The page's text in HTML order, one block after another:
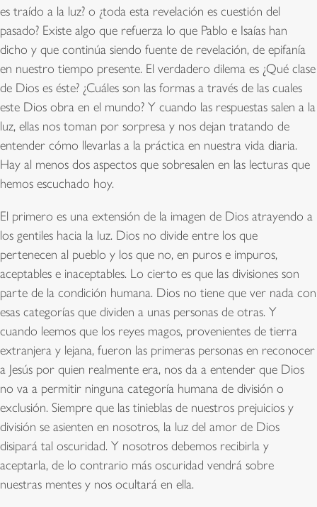
es traído a la luz? o ¿toda esta revelación es cuestión del
pasado? Existe algo que refuerza lo que Pablo e Isaías han
dicho y que continúa siendo fuente de revelación, de epifanía
en nuestro tiempo presente. El verdadero dilema es ¿Qué clase
de Dios es éste? ¿Cuáles son las formas a través de las cuales
este Dios obra en el mundo? Y cuando las respuestas salen a la
luz, ellas nos toman por sorpresa y nos dejan tratando de
entender cómo llevarlas a la práctica en nuestra vida diaria.
Hay al menos dos aspectos que sobresalen en las lecturas que
hemos escuchado hoy.
El primero es una extensión de la imagen de Dios atrayendo a
los gentiles hacia la luz. Dios no divide entre los que
pertenecen al pueblo y los que no, en puros e impuros,
aceptables e inaceptables. Lo cierto es que las divisiones son
parte de la condición humana. Dios no tiene que ver nada con
esas categorías que dividen a unas personas de otras. Y
cuando leemos que los reyes magos, provenientes de tierra
extranjera y lejana, fueron las primeras personas en reconocer
a Jesús por quien realmente era, nos da a entender que Dios
no va a permitir ninguna categoría humana de división o
exclusión. Siempre que las tinieblas de nuestros prejuicios y
división se asienten en nosotros, la luz del amor de Dios
disipará tal oscuridad. Y nosotros debemos recibirla y
aceptarla, de lo contrario más oscuridad vendrá sobre
nuestras mentes y nos ocultará en ella.